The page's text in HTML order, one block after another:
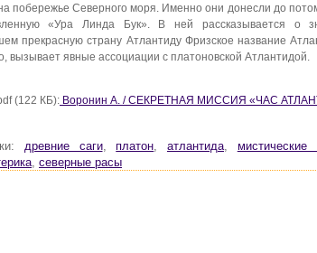
побережье Северного моря. Именно они донесли до
«Ура Линда Бук». В ней рассказывается о
прекрасную страну Атлантиду Фризское название
вызывает явные ассоциации с платоновской Атлантидой.
(122 КБ): Воронин А. / СЕКРЕТНАЯ МИССИЯ «ЧАС
древние саги,платон атлантида мистические
северные расы